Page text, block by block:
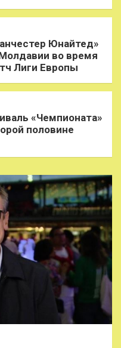
Юнайтед»
во время
Лиги Европы
«Чемпионата»
половине